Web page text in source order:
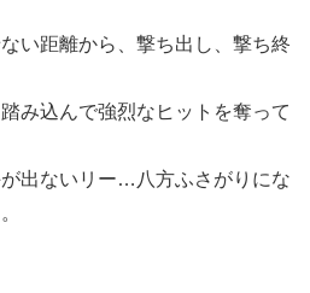
い距離から、撃ち出し、撃ち終
み込んで強烈なヒットを奪って
出ないリー…八方ふさがりにな